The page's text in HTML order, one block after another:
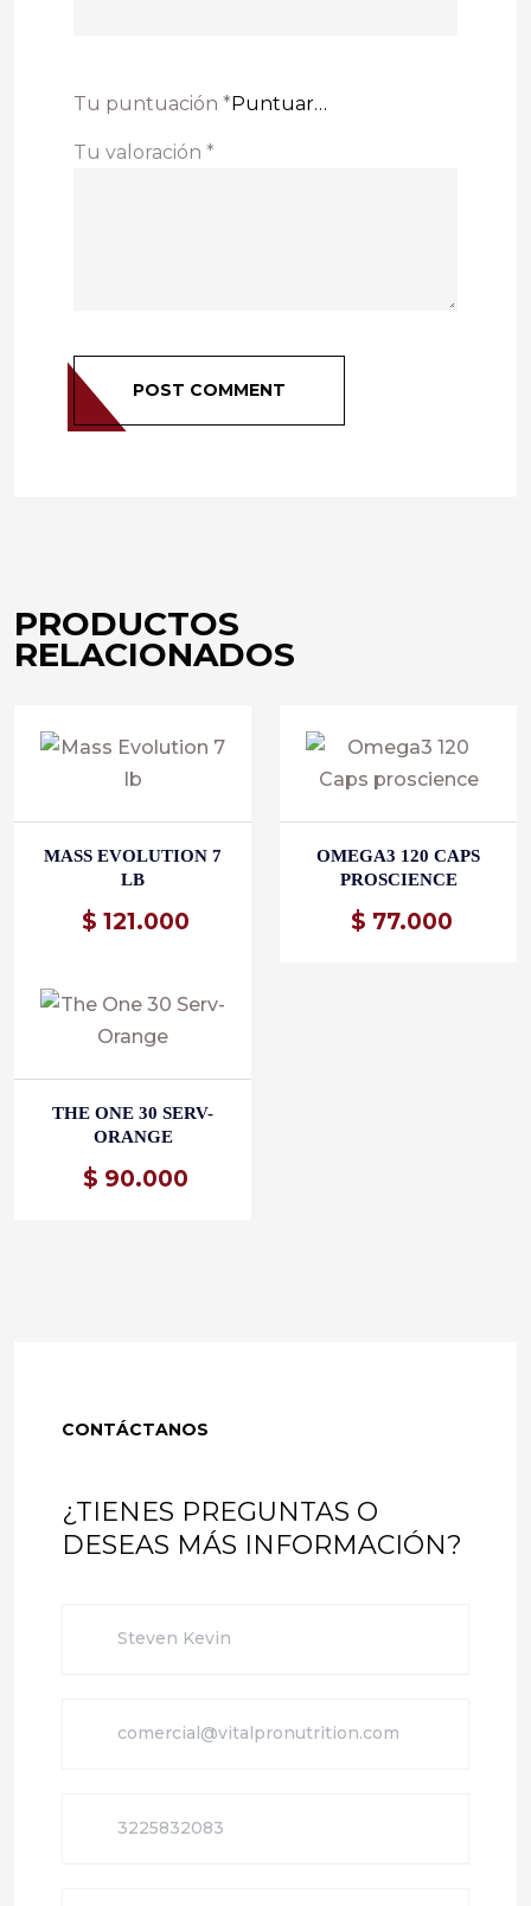
Tu puntuación *
Tu valoración *
POST COMMENT
PRODUCTOS
RELACIONADOS
MASS EVOLUTION 7
LB
$ 121.000
OMEGA3 120 CAPS
PROSCIENCE
$ 77.000
THE ONE 30 SERV-
ORANGE
$ 90.000
CONTÁCTANOS
¿TIENES PREGUNTAS O
DESEAS MÁS INFORMACIÓN?